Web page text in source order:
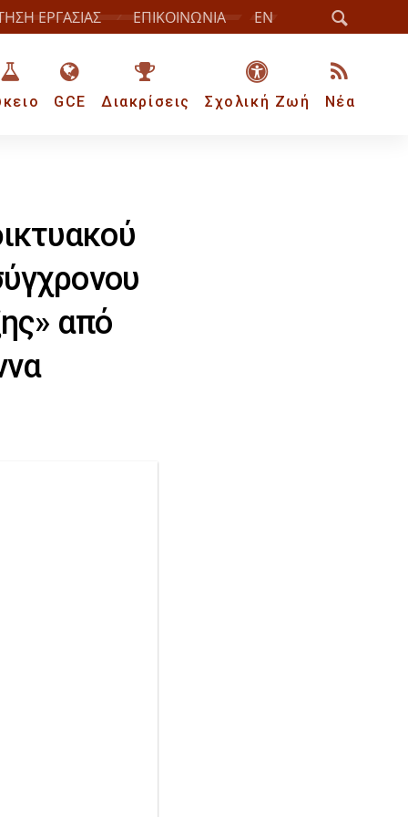
ΕΡΓΑΣΙΑΣ ΕΠΙΚΟΙΝΩΝΙΑ EN
GCE Διακρίσεις Σχολική Ζωή Νέα
από